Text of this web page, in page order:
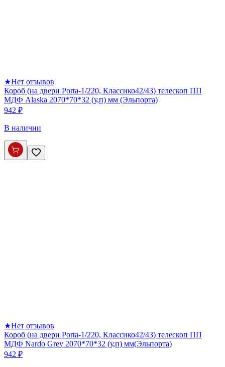
★Нет отзывов
Короб (на двери Porta-1/220, Классико42/43) телескоп ПП
МДФ Alaska 2070*70*32 (у,п) мм (Эльпорта)
942 ₽
В наличии
★Нет отзывов
Короб (на двери Porta-1/220, Классико42/43) телескоп ПП
МДФ Nardo Grey 2070*70*32 (у,п) мм(Эльпорта)
942 ₽